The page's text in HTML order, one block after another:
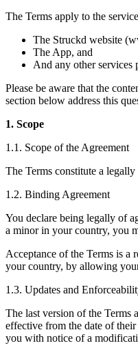
ローンチ後のインサイト
詳しく見る
ストアとD2C全体でIAPを
収益化
プレイヤーを適切なゲー
活用事例
モバイルゲーム
インディーゲーム
少人数のチームで大規模な
XR ゲーム
XR ゲームを複数プラッ
店内体験をオンライン体
自動車
イノベーションと車内体
ケーススタディ
ベストプラクティスガイド
デモ
デモ、サンプル、ビルディ
新機能
更新情報、情報、技術的ヒ
お知らせ
Unity Awards
実用的なヒントとベスト
学生向け
教育を大幅に強化
教育機関向けライセンス
Unityの力をあなたの機関
認定教材
Unityのマスタリーを証明
The Terms apply to the
The Struckd website
The App, and
And any other services
Please be aware that the
section below address this
1. Scope
1.1. Scope of the Agreement
The Terms constitute a
1.2. Binding Agreement
You declare being legally of
a minor in your country, you
Acceptance of the Terms is a
your country, by allowing
1.3. Updates and
The last version of the Terms
effective from the date of
you with notice of a